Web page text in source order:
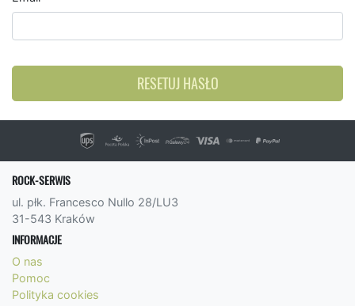
RESETUJ HASŁO
ROCK-SERWIS
ul. płk. Francesco Nullo 28/LU3
31-543 Kraków
INFORMACJE
O nas
Pomoc
Polityka cookies